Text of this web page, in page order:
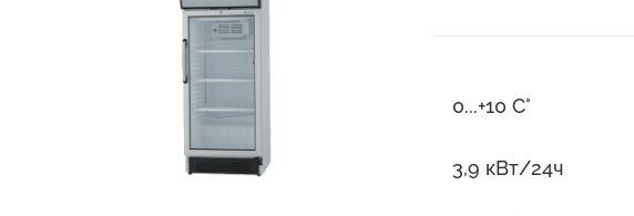
0...+10 С°
3,9 кВт/24ч